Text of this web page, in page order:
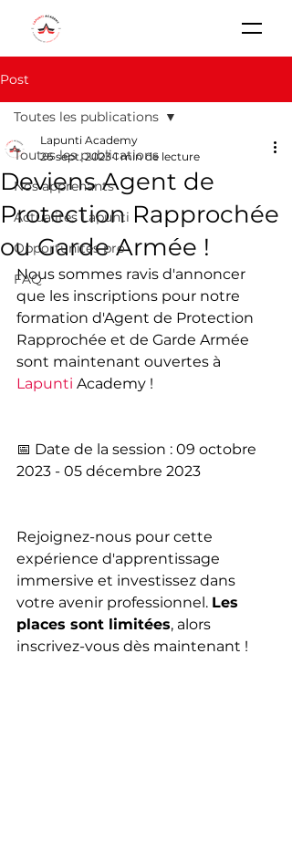
Post
Toutes les publications
Nos apprenants
Actualités Lapunti
Opportunités pro
FAQ
Toutes les publications
Deviens Agent de
Protection Rapprochée
ou Garde Armée !
Lapunti Academy
26 sept. 2023 1 min de lecture
Nous sommes ravis d'annoncer
que les inscriptions pour notre
formation d'Agent de Protection
Rapprochée et de Garde Armée
sont maintenant ouvertes à
Lapunti Academy !
📅 Date de la session : 09 octobre
2023 - 05 décembre 2023
Rejoignez-nous pour cette
expérience d'apprentissage
immersive et investissez dans
votre avenir professionnel. Les
places sont limitées, alors
inscrivez-vous dès maintenant !